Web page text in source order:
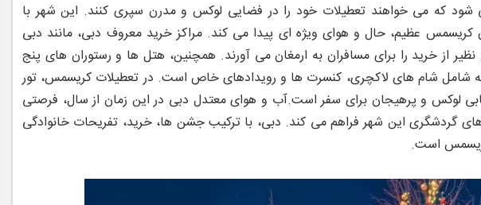
که می‌ خواهند تعطیلات خود را در فضایی لوکس و مدرن سپری کنند. این شهر با
کریسمس عظیم، حال و هوای ویژه ‌ای پیدا می ‌کند. مراکز خرید معروف دبی، مانند دبی
از خرید را برای مسافران به ارمغان می ‌آورند. همچنین، هتل ‌ها و رستوران‌ های پنج‌
شامل شام ‌های لاکچری، کنسرت ‌ها و رویدادهای خاص است. در تعطیلات کریسمس، تور
لوکس و پرهیجان برای سفر است.آب و هوای معتدل دبی در این زمان از سال، فرصتی
گردشگری این شهر فراهم می ‌کند. دبی، با ترکیب جشن ‌ها، خرید، تفریحات خانوادگی
است.